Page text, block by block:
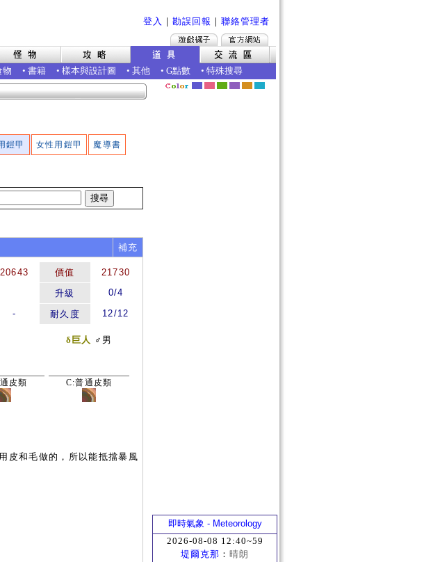
登入 ｜ 勘誤回報 ｜ 聯絡管理者
物 • 書籍 • 樣本與設計圖 • 其他 • G點數 • 特殊搜尋
鎧甲 女性用鎧甲 魔導書
補充
20643 價值
21730
升級 0/4
- 耐久度 12/12
δ巨人 ♂男
皮類 C:普通皮類
皮和毛做的，所以能抵擋暴風
即時氣象 - Meteorology
2026-08-08 12:40~59
堤爾克那 ： 晴朗